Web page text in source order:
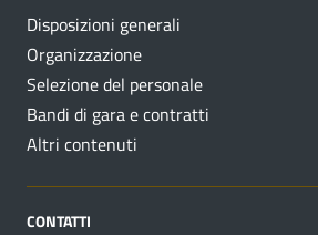
Disposizioni generali
Organizzazione
Selezione del personale
Bandi di gara e contratti
Altri contenuti
CONTATTI